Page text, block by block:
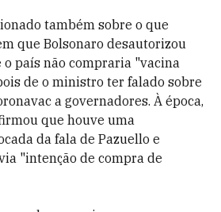
também sobre o que
que Bolsonaro desautorizou
o país não compraria "vacina
de o ministro ter falado sobre
a governadores. À época,
que houve uma
da fala de Pazuello e
"intenção de compra de